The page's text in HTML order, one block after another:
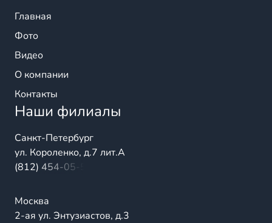
Главная
Фото
Видео
О компании
Контакты
Наши филиалы
Санкт-Петербург
ул. Короленко, д.7 лит.А
(812) 454-05-54
Москва
2-ая ул. Энтузиастов, д.3